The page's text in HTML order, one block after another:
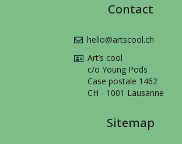
Contact
hello@artscool.ch
Art’s cool
c/o Young Pods
Case postale 1462
CH - 1001 Lausanne
Sitemap